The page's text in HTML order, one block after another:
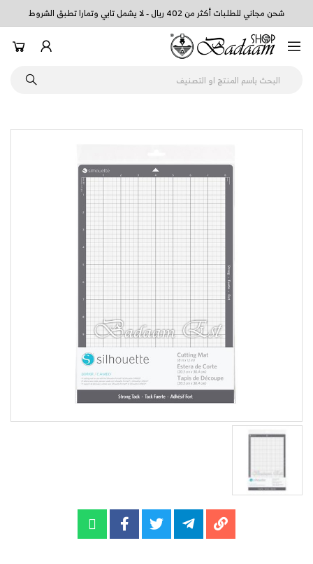
شحن مجاني للطلبات أكثر من 402 ريال - لا يشمل تابي وتمارا تطبق الشروط